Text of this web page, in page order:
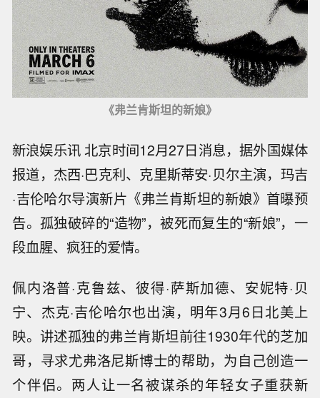
《弗兰肯斯坦的新娘》
新浪娱乐讯 北京时间12月27日消息，据外国媒体
报道，杰西·巴克利、克里斯蒂安·贝尔主演，玛吉
·吉伦哈尔导演新片《弗兰肯斯坦的新娘》首曝预
告。孤独破碎的“造物”，被死而复生的“新娘”，一
段血腥、疯狂的爱情。
佩内洛普·克鲁兹、彼得·萨斯加德、安妮特·贝
宁、杰克·吉伦哈尔也出演，明年3月6日北美上
映。讲述孤独的弗兰肯斯坦前往1930年代的芝加
哥，寻求尤弗洛尼斯博士的帮助，为自己创造一
个伴侣。两人让一名被谋杀的年轻女子重获新